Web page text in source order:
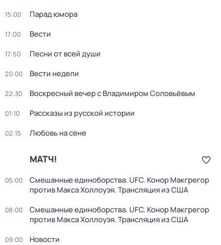
15:00 Парад юмора
17:00 Вести
17:50 Песни от всей души
20:00 Вести недели
22:30 Воскресный вечер с Владимиром Соловьёвым
01:10 Рассказы из русской истории
02:15 Любовь на сене
МАТЧ!
05:00
Смешанные единоборства. UFC. Конор Макгрегор
против Макса Холлоуэя. Трансляция из США
08:00
Смешанные единоборства. UFC. Конор Макгрегор
против Макса Холлоуэя. Трансляция из США
09:00 Новости